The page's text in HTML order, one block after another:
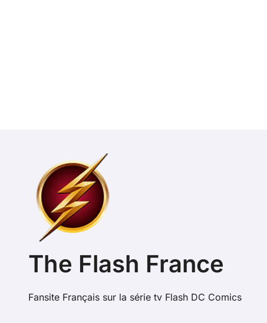
The Flash France
Fansite Français sur la série tv Flash DC Comics